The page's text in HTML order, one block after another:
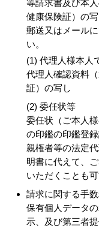
等請求書及び本
健康保険証）の
郵送又はメール
い。
(1) 代理人様本人
代理人確認資料
証）の写し
(2) 委任状等
委任状（ご本人
の印鑑の印鑑登
親権者等の法定
明書に代えて、
いただくことも可
請求に関する手
保有個人データ
示、及び第三者